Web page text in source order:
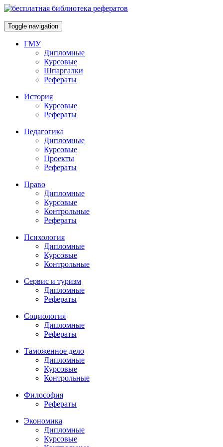
Toggle navigation
ГМУ
Дипломные
Курсовые
Шпаргалки
Рефераты
История
Курсовые
Рефераты
Педагогика
Дипломные
Курсовые
Проекты
Рефераты
Право
Дипломные
Курсовые
Контрольные
Рефераты
Психология
Дипломные
Курсовые
Контрольные
Сервис и туризм
Дипломные
Рефераты
Социология
Дипломные
Рефераты
Таможенное дело
Дипломные
Курсовые
Контрольные
Философия
Рефераты
Экономика
Дипломные
Курсовые